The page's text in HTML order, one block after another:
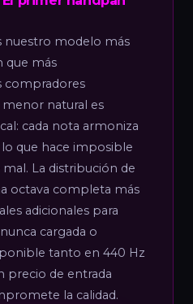
nuestro modelo más
que más
compradores
menor natural es
cada nota armoniza
que hace imposible
La distribución de
octava completa más
adicionales para
cargada o
tanto en 440 Hz
precio de entrada
la calidad.